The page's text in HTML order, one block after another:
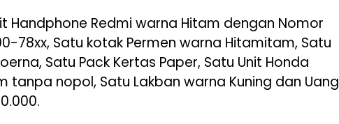
Handphone Redmi warna Hitam dengan Nomor
78xx, Satu kotak Permen warna Hitamitam, Satu
Satu Pack Kertas Paper, Satu Unit Honda
tanpa nopol, Satu Lakban warna Kuning dan Uang